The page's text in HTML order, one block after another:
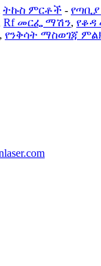
ትኩስ ምርቶች - የጣቢያ
Rf መርፌ ማሽን,
, የንቅሳት ማስወገጃ